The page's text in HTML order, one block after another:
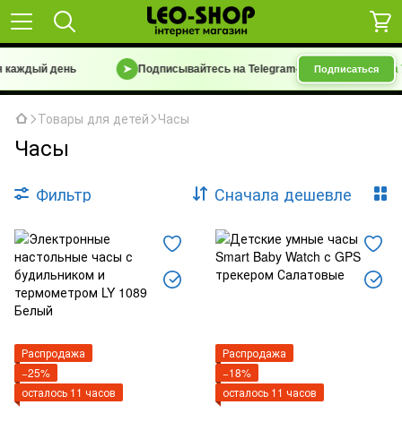
день ➤ Подписывайтесь на Telegram-канал«Барахолка 7
Подписаться
Товары для детей Часы
Часы
Фильтр Сначала дешевле
Распродажа
−25%
осталось 11 часов
Распродажа
−18%
осталось 11 часов